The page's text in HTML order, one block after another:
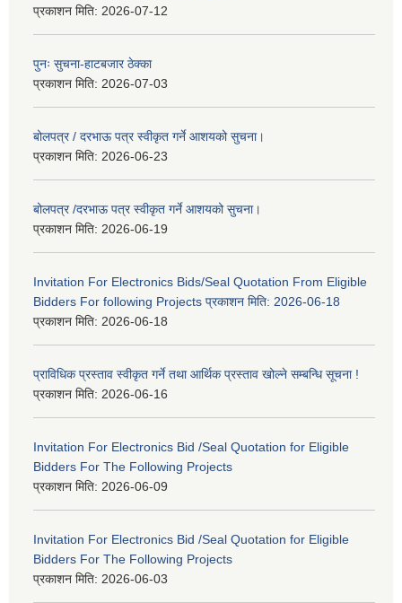
प्रकाशन मिति: 2026-07-12
पुनः सुचना-हाटबजार ठेक्का
प्रकाशन मिति: 2026-07-03
बोलपत्र / दरभाऊ पत्र स्वीकृत गर्ने आशयको सुचना।
प्रकाशन मिति: 2026-06-23
बोलपत्र /दरभाऊ पत्र स्वीकृत गर्ने आशयको सुचना।
प्रकाशन मिति: 2026-06-19
Invitation For Electronics Bids/Seal Quotation From Eligible
Bidders For following Projects प्रकाशन मिति: 2026-06-18
प्रकाशन मिति: 2026-06-18
प्राविधिक प्रस्ताव स्वीकृत गर्ने तथा आर्थिक प्रस्ताव खोल्ने सम्बन्धि सूचना !
प्रकाशन मिति: 2026-06-16
Invitation For Electronics Bid /Seal Quotation for Eligible
Bidders For The Following Projects
प्रकाशन मिति: 2026-06-09
Invitation For Electronics Bid /Seal Quotation for Eligible
Bidders For The Following Projects
प्रकाशन मिति: 2026-06-03